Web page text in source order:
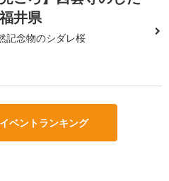
井県
記念物のシダレ桜
ベントランキング